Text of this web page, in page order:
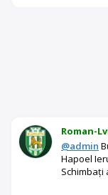
Roman-
@admin
Hapoel
Schimbați